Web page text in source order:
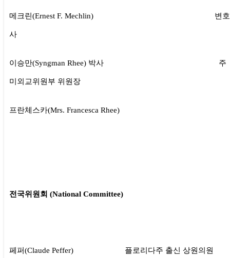
메크린(Ernest F. Mechlin) 변호
사
이승만(Syngman Rhee) 박사 주
미외교위원부 위원장
프란체스카(Mrs. Francesca Rhee)
전국위원회 (National Committee)
페퍼(Claude Peffer) 플로리다주 출신 상원의원